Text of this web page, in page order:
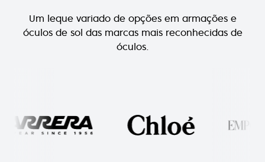
Um leque variado de opções em armações e
óculos de sol das marcas mais reconhecidas de
óculos.